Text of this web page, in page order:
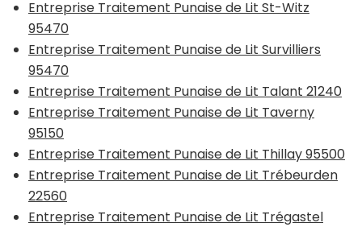
Entreprise Traitement Punaise de Lit St-Witz
95470
Entreprise Traitement Punaise de Lit Survilliers
95470
Entreprise Traitement Punaise de Lit Talant 21240
Entreprise Traitement Punaise de Lit Taverny
95150
Entreprise Traitement Punaise de Lit Thillay 95500
Entreprise Traitement Punaise de Lit Trébeurden
22560
Entreprise Traitement Punaise de Lit Trégastel